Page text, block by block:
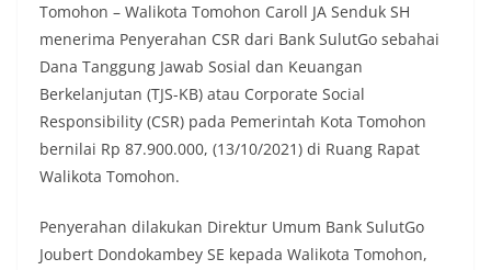
Tomohon – Walikota Tomohon Caroll JA Senduk SH
menerima Penyerahan CSR dari Bank SulutGo sebahai
Dana Tanggung Jawab Sosial dan Keuangan
Berkelanjutan (TJS-KB) atau Corporate Social
Responsibility (CSR) pada Pemerintah Kota Tomohon
bernilai Rp 87.900.000, (13/10/2021) di Ruang Rapat
Walikota Tomohon.
Penyerahan dilakukan Direktur Umum Bank SulutGo
Joubert Dondokambey SE kepada Walikota Tomohon,